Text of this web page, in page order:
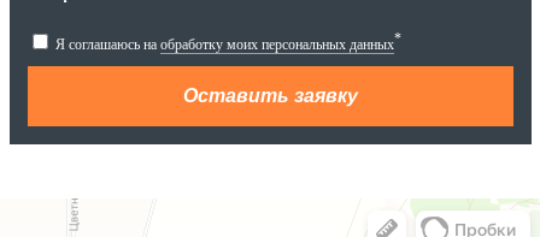
Я соглашаюсь на обработку моих персональных данных*
Яндекс.Карты
Яндекс.Карты — поиск мест и адресов, городской транспорт